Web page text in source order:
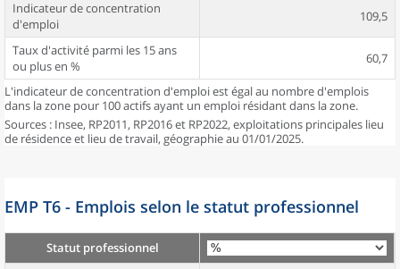
Indicateur de concentration
d'emploi
109,5
Taux d'activité parmi les 15 ans
ou plus en %
60,7
L'indicateur de concentration d'emploi est égal au nombre d'emplois
dans la zone pour 100 actifs ayant un emploi résidant dans la zone.
Sources : Insee, RP2011, RP2016 et RP2022, exploitations principales lieu
de résidence et lieu de travail, géographie au 01/01/2025.
EMP T6 - Emplois selon le statut professionnel
Statut professionnel